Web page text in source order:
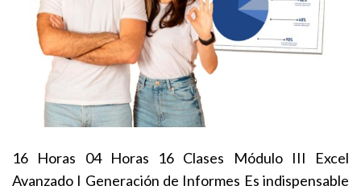
16 Horas 04 Horas 16 Clases Módulo III Excel
Avanzado I Generación de Informes Es indispensable